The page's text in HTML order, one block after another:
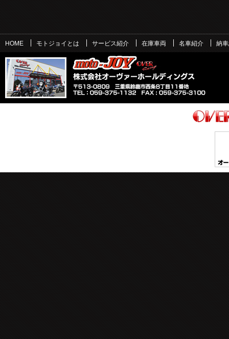
HOME モトジョイとは サービス紹介 在庫車両 名車紹介 納